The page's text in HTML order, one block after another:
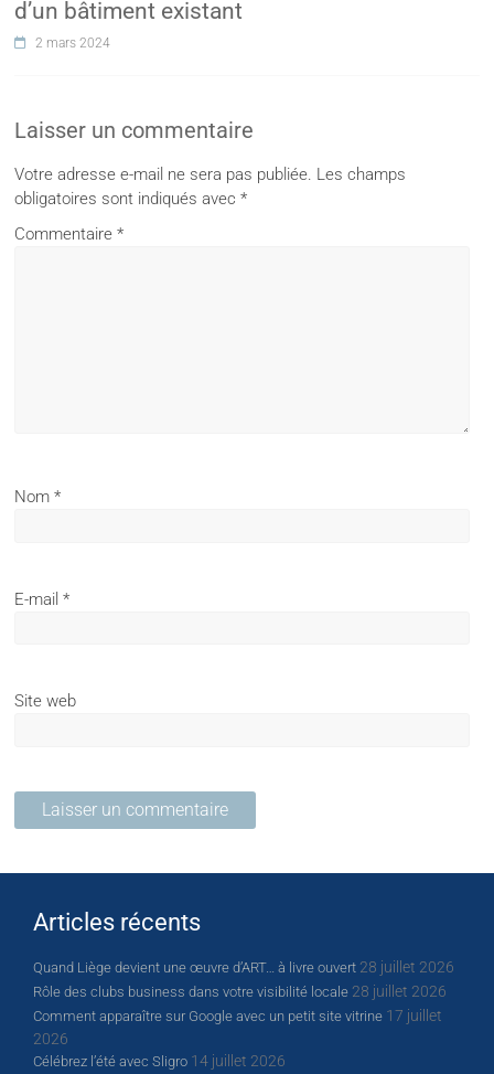
d’un bâtiment existant
2 mars 2024
Laisser un commentaire
Votre adresse e-mail ne sera pas publiée. Les champs
obligatoires sont indiqués avec*
Commentaire*
Nom*
E-mail*
Site web
Articles récents
Quand Liège devient une œuvre d’ART… à livre ouvert 28 juillet 2026
Rôle des clubs business dans votre visibilité locale 28 juillet 2026
Comment apparaître sur Google avec un petit site vitrine 17 juillet
2026
Célébrez l’été avec Sligro 14 juillet 2026